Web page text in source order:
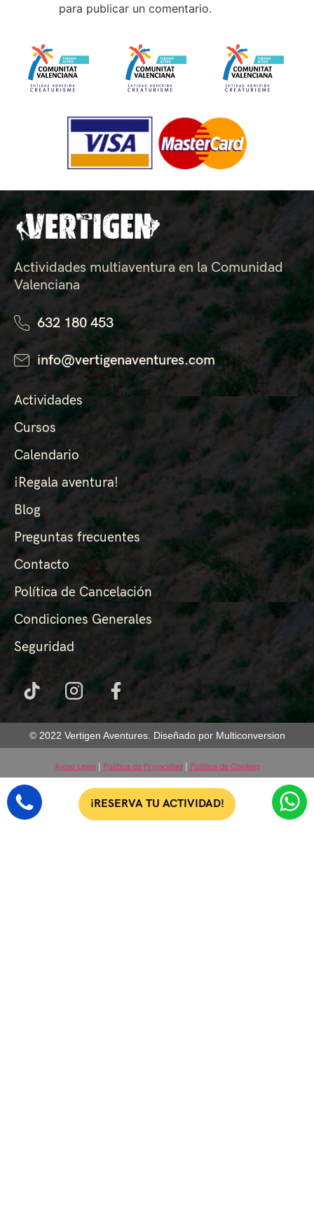
para publicar un comentario.
Actividades multiaventura en la Comunidad
Valenciana
632 180 453
info@vertigenaventures.com
Actividades
Cursos
Calendario
¡Regala aventura!
Blog
Preguntas frecuentes
Contacto
Política de Cancelación
Condiciones Generales
Seguridad
© 2022 Vertigen Aventures. Diseñado por Multiconversion
Aviso Legal| Política de Privacidad Política de Cookies
¡RESERVA TU ACTIVIDAD!